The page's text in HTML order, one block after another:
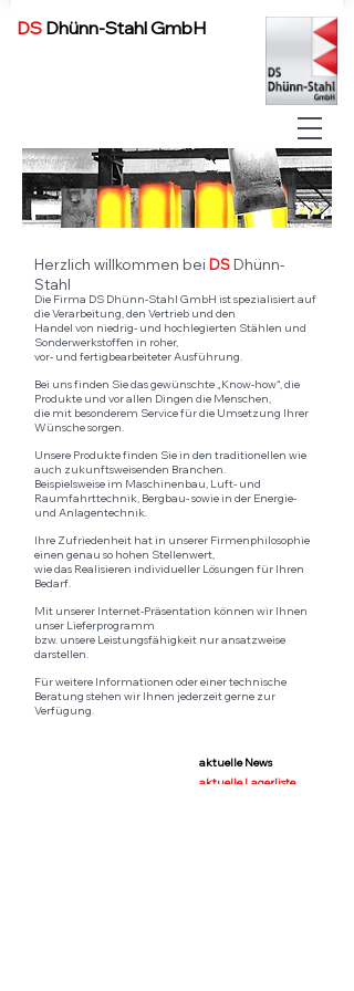
DS Dhünn-Stahl GmbH
Herzlich willkommen bei DS Dhünn-
Stahl
Die Firma DS Dhünn-Stahl GmbH ist spezialisiert auf
die Verarbeitung, den Vertrieb und den
Handel von niedrig- und hochlegierten Stählen und
Sonderwerkstoffen in roher,
vor- und fertigbearbeiteter Ausführung.
Bei uns finden Sie das gewünschte „Know-how“, die
Produkte und vor allen Dingen die Menschen,
die mit besonderem Service für die Umsetzung Ihrer
Wünsche sorgen.
Unsere Produkte finden Sie in den traditionellen wie
auch zukunftsweisenden Branchen.
Beispielsweise im Maschinenbau, Luft- und
Raumfahrttechnik, Bergbau- sowie in der Energie-
und Anlagentechnik.
Ihre Zufriedenheit hat in unserer Firmenphilosophie
einen genau so hohen Stellenwert,
wie das Realisieren individueller Lösungen für Ihren
Bedarf.
Mit unserer Internet-Präsentation können wir Ihnen
unser Lieferprogramm
bzw. unsere Leistungsfähigkeit nur ansatzweise
darstellen.
Für weitere Informationen oder einer technische
Beratung stehen wir Ihnen jederzeit gerne zur
Verfügung.
aktuelle News
aktuelle Lagerliste